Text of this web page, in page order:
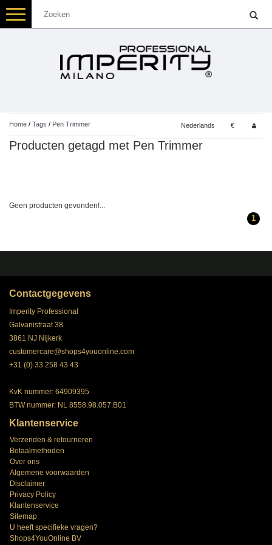
Toggle
navigation
Home / Tags / Pen Trimmer Nederlands €
Producten getagd met Pen Trimmer
Geen producten gevonden!...
1
Contactgegevens
Imperity Professional
Galvanistraat 38
3861 NJ Nijkerk
customercare@shops4youonline.com
+31 (0) 33 258 43 43
KvK nummer: 64909395
BTW nummer: NL 8558.98.057.B01
Klantenservice
Verzenden & retourneren
Betaalmethoden
Over ons
Algemene voorwaarden
Disclaimer
Privacy Policy
Klantenservice
Sitemap
U heeft specifieke vragen?
Shops4YouOnline BV